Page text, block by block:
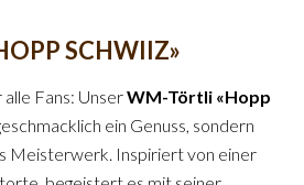
SCHWIIZ»
Fans: UnserWM-Törtli «Hopp
ein Genuss, sondern
Meisterwerk. Inspiriert von einer